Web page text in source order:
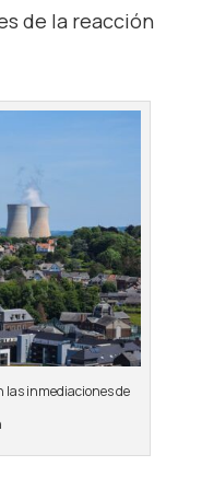
de la reacción
inmediaciones de